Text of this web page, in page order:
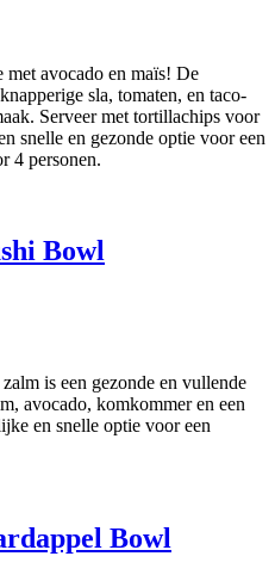
met avocado en maïs! De
sla, tomaten, en taco-
Serveer met tortillachips voor
snelle en gezonde optie voor een
4 personen.
Bowl
is een gezonde en vullende
avocado, komkommer en een
en snelle optie voor een
Bowl